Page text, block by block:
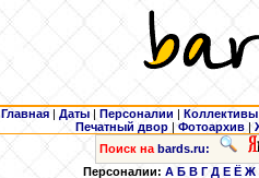
Главная | Даты | Персоналии | Коллективы
Печатный двор |Фотоархив |
Поиск на bards.ru:
Персоналии: А Б В Г Д Е Ё Ж